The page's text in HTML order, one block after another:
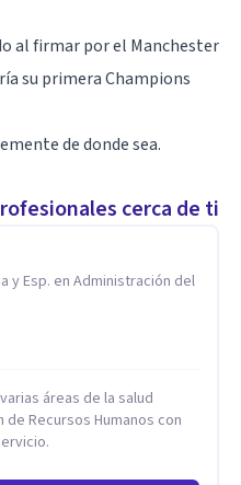
al firmar por el Manchester
su primera Champions
de donde sea.
cerca de ti
y Esp. en Administración del
áreas de la salud